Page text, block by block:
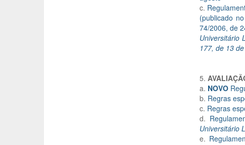
c.
(publicado
74/2006, de
Universitário
177, de 13
5.
a. NOVO
b. Regras
c. Regras
d.
Universitário
e.